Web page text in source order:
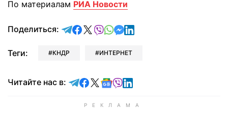
По материалам РИА Новости
Поделиться: отправить в Telegram
поделиться в Facebook
поделиться в X
отправить в Viber
отправить в Whatsapp
отправить в Messenger
отправить в LinkedIn
Теги: КНДР ИНТЕРНЕТ
Читайте нас в: Читайте в Telegram
Читайте в Facebook
Читайте в X
Читайте в Google news
Читайте в Viber
Читайте в LinkedIn